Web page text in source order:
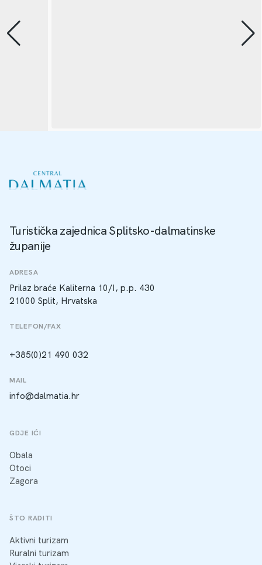
Turistička zajednica Splitsko-dalmatinske
županije
ADRESA
Prilaz braće Kaliterna 10/I, p.p. 430
21000 Split, Hrvatska
TELEFON/FAX
+385(0)21 490 032
MAIL
info@dalmatia.hr
GDJE IĆI
Obala
Otoci
Zagora
ŠTO RADITI
Aktivni turizam
Ruralni turizam